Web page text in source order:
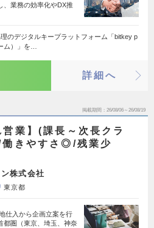
、業務の効率化やDX推
のデジタルキープラットフォーム「bitkey p
ム）」を…
詳細へ
掲載期間 26/08/06～26/08/19
営業】(課長～次長クラ
きやすさ◎/残業少
株式会社
東京都
仕入から企画立案を行
都圏（東京、埼玉、神奈